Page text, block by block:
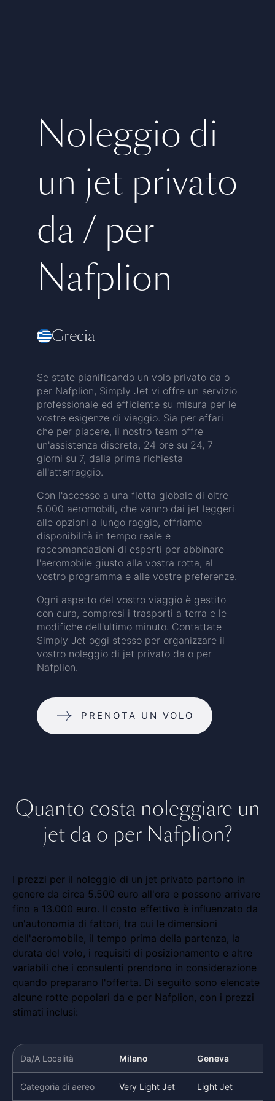
Noleggio di
un jet privato
da / per
Nafplion
Grecia
Se state pianificando un volo privato da o
per Nafplion, Simply Jet vi offre un servizio
professionale ed efficiente su misura per le
vostre esigenze di viaggio. Sia per affari
che per piacere, il nostro team offre
un'assistenza discreta, 24 ore su 24, 7
giorni su 7, dalla prima richiesta
all'atterraggio.
Con l'accesso a una flotta globale di oltre
5.000 aeromobili, che vanno dai jet leggeri
alle opzioni a lungo raggio, offriamo
disponibilità in tempo reale e
raccomandazioni di esperti per abbinare
l'aeromobile giusto alla vostra rotta, al
vostro programma e alle vostre preferenze.
Ogni aspetto del vostro viaggio è gestito
con cura, compresi i trasporti a terra e le
modifiche dell'ultimo minuto. Contattate
Simply Jet oggi stesso per organizzare il
vostro noleggio di jet privato da o per
Nafplion.
PRENOTA UN VOLO
Quanto costa noleggiare un
jet da o per Nafplion?
I prezzi per il noleggio di un jet privato partono in
genere da circa 5.500 euro all'ora e possono arrivare
fino a 13.000 euro. Il costo effettivo è influenzato da
un'autonomia di fattori, tra cui le dimensioni
dell'aeromobile, il tempo prima della partenza, la
durata del volo, i requisiti di posizionamento e altre
variabili che i consulenti prendono in considerazione
quando preparano l'offerta. Di seguito sono elencate
alcune rotte popolari da e per Nafplion, con i prezzi
stimati inclusi:
Da/A Località Milano Geneva
Categoria di aereo Very Light Jet Light Jet